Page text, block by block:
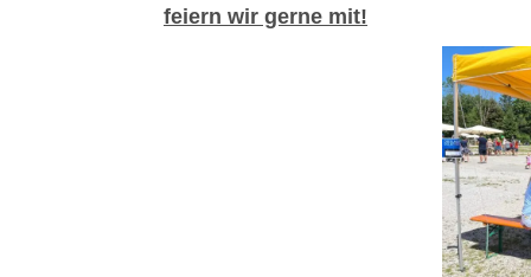
feiern wir gerne mit!